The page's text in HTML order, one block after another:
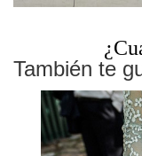
También te